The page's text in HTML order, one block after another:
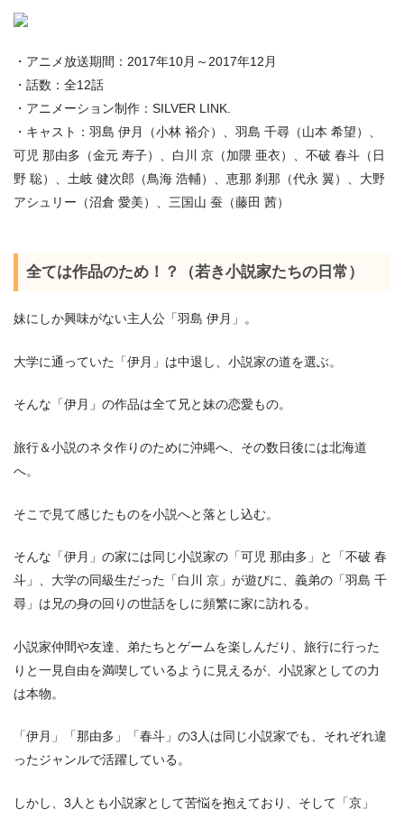
・アニメ放送期間：2017年10月～2017年12月
・話数：全12話
・アニメーション制作：SILVER LINK.
・キャスト：羽島 伊月（小林 裕介）、羽島 千尋（山本 希望）、
可児 那由多（金元 寿子）、白川 京（加隈 亜衣）、不破 春斗（日
野 聡）、土岐 健次郎（鳥海 浩輔）、恵那 刹那（代永 翼）、大野
アシュリー（沼倉 愛美）、三国山 蚕（藤田 茜）
全ては作品のため！？（若き小説家たちの日常）
妹にしか興味がない主人公「羽島 伊月」。
大学に通っていた「伊月」は中退し、小説家の道を選ぶ。
そんな「伊月」の作品は全て兄と妹の恋愛もの。
旅行＆小説のネタ作りのために沖縄へ、その数日後には北海道
へ。
そこで見て感じたものを小説へと落とし込む。
そんな「伊月」の家には同じ小説家の「可児 那由多」と「不破 春
斗」、大学の同級生だった「白川 京」が遊びに、義弟の「羽島 千
尋」は兄の身の回りの世話をしに頻繁に家に訪れる。
小説家仲間や友達、弟たちとゲームを楽しんだり、旅行に行った
りと一見自由を満喫しているように見えるが、小説家としての力
は本物。
「伊月」「那由多」「春斗」の3人は同じ小説家でも、それぞれ違
ったジャンルで活躍している。
しかし、3人とも小説家として苦悩を抱えており、そして「京」